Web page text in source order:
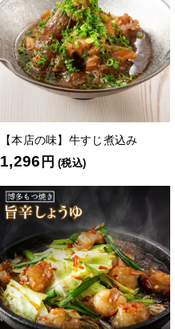
【本店の味】牛すじ煮込み
1,296 円 (税込)